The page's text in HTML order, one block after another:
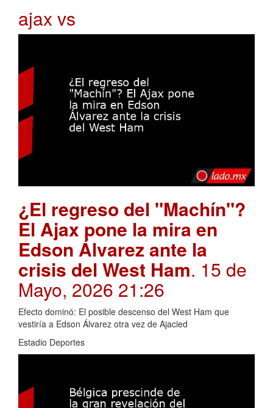
ajax vs
¿El regreso del "Machín"?
El Ajax pone la mira en
Edson Álvarez ante la
crisis del West Ham. 15 de
Mayo, 2026 21:26
Efecto dominó: El posible descenso del West Ham que
vestiría a Edson Álvarez otra vez de Ajacied
Estadio Deportes